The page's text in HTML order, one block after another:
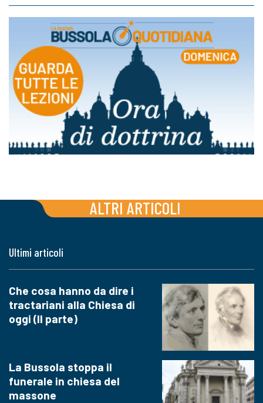
ALTRI ARTICOLI
Ultimi articoli
Che cosa hanno da dire i
tractariani alla Chiesa di
oggi (II parte)
La Bussola stoppa il
funerale in chiesa del
massone